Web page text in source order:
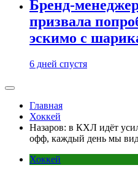
Бренд-
призвала
эскимо с
6 дней спустя
Главная
Хоккей
Назаров: в КХЛ идёт
офф, каждый день мы
Хоккей